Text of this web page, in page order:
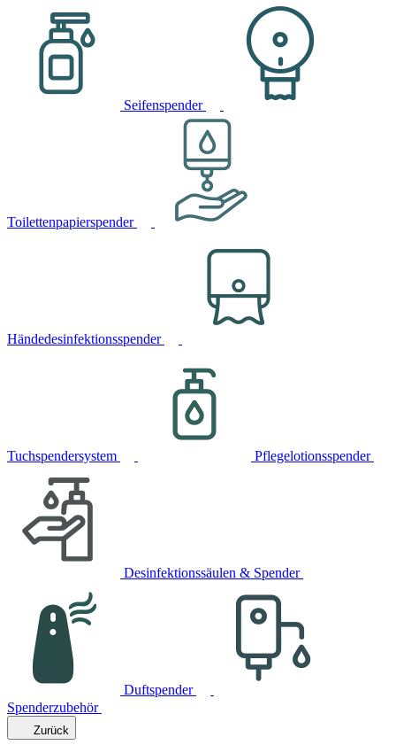
Seifenspender
Toilettenpapierspender
Händedesinfektionsspender
Tuchspendersystem Pflegelotionsspender
Desinfektionssäulen & Spender
Duftspender
Spenderzubehör
Zurück